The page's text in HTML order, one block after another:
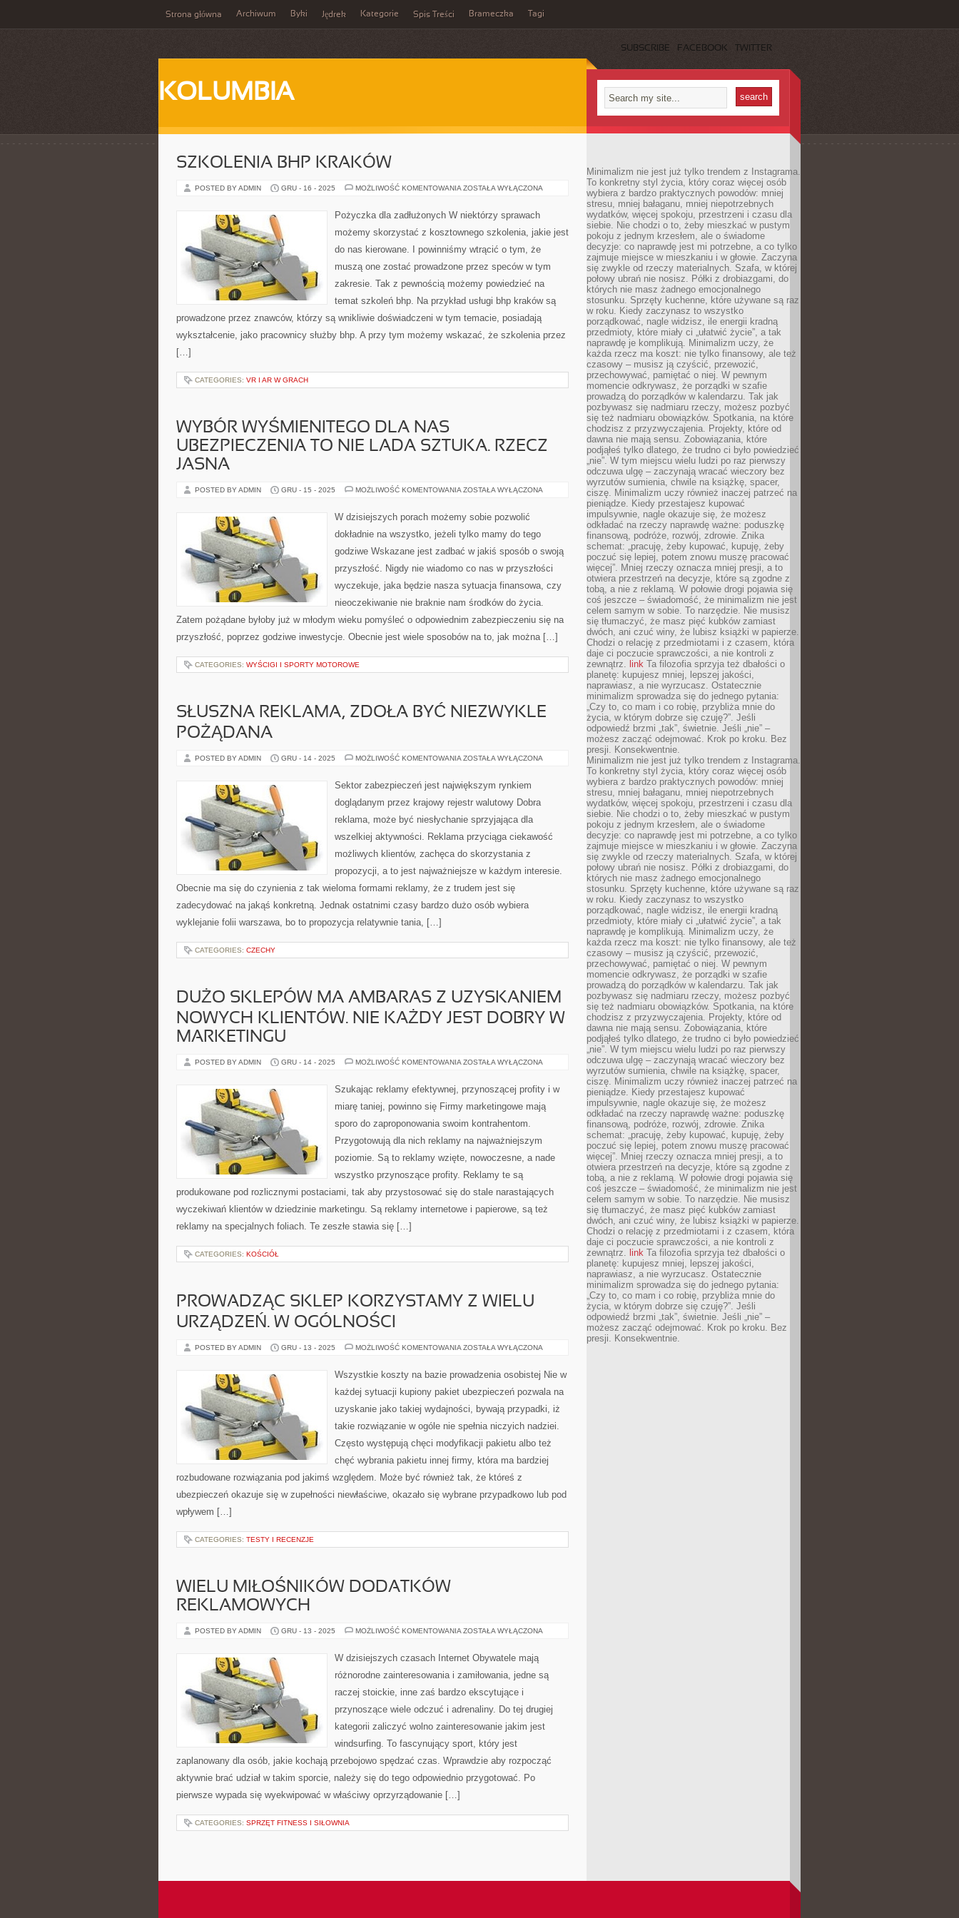
Strona główna Archiwum Byki Jędrek Kategorie Spis Treści Brameczka Tagi
SUBSCRIBE FACEBOOK TWITTER
KOLUMBIA
SZKOLENIA BHP KRAKÓW
POSTED BY ADMIN GRU - 16 - 2025 MOŻLIWOŚĆ KOMENTOWANIA SZKOLENIA
ZOSTAŁA WYŁĄCZONA
Pożyczka dla zadłużonych W niektórzy sprawach
możemy skorzystać z kosztownego szkolenia, jakie jest
do nas kierowane. I powinniśmy wtrącić o tym, że
muszą one zostać prowadzone przez speców w tym
zakresie. Tak z pewnością możemy powiedzieć na
temat szkoleń bhp. Na przykład usługi bhp kraków są
prowadzone przez znawców, którzy są wnikliwie doświadczeni w tym temacie, posiadają
wykształcenie, jako pracownicy służby bhp. A przy tym możemy wskazać, że szkolenia przez
[…]
CATEGORIES: VR I AR W GRACH
WYBÓR WYŚMIENITEGO DLA NAS
UBEZPIECZENIA TO NIE LADA SZTUKA. RZECZ
JASNA
POSTED BY ADMIN GRU - 15 - 2025 MOŻLIWOŚĆ KOMENTOWANIA WYBÓR
UBEZPIECZENIA
NIE
SZTUKA.
JASNA
ZOSTAŁA WYŁĄCZONA
W dzisiejszych porach możemy sobie pozwolić
dokładnie na wszystko, jeżeli tylko mamy do tego
godziwe Wskazane jest zadbać w jakiś sposób o swoją
przyszłość. Nigdy nie wiadomo co nas w przyszłości
wyczekuje, jaka będzie nasza sytuacja finansowa, czy
nieoczekiwanie nie braknie nam środków do życia.
Zatem pożądane byłoby już w młodym wieku pomyśleć o odpowiednim zabezpieczeniu się na
przyszłość, poprzez godziwe inwestycje. Obecnie jest wiele sposobów na to, jak można […]
CATEGORIES: WYŚCIGI I SPORTY MOTOROWE
SŁUSZNA REKLAMA, ZDOŁA BYĆ NIEZWYKLE
POŻĄDANA
POSTED BY ADMIN GRU - 14 - 2025 MOŻLIWOŚĆ KOMENTOWANIA SŁUSZNA
BYĆ
NIEZWYKLE
ZOSTAŁA WYŁĄCZONA
Sektor zabezpieczeń jest największym rynkiem
doglądanym przez krajowy rejestr walutowy Dobra
reklama, może być niesłychanie sprzyjająca dla
wszelkiej aktywności. Reklama przyciąga ciekawość
możliwych klientów, zachęca do skorzystania z
propozycji, a to jest najważniejsze w każdym interesie.
Obecnie ma się do czynienia z tak wieloma formami reklamy, że z trudem jest się
zadecydować na jakąś konkretną. Jednak ostatnimi czasy bardzo dużo osób wybiera
wyklejanie folii warszawa, bo to propozycja relatywnie tania, […]
CATEGORIES: CZECHY
DUŻO SKLEPÓW MA AMBARAS Z UZYSKANIEM
NOWYCH KLIENTÓW. NIE KAŻDY JEST DOBRY W
MARKETINGU
POSTED BY ADMIN GRU - 14 - 2025 MOŻLIWOŚĆ KOMENTOWANIA DUŻO
Z
NOWYCH
NIE
JEST
DOBRY
W
MARKETINGU
ZOSTAŁA WYŁĄCZONA
Szukając reklamy efektywnej, przynoszącej profity i w
miarę taniej, powinno się Firmy marketingowe mają
sporo do zaproponowania swoim kontrahentom.
Przygotowują dla nich reklamy na najważniejszym
poziomie. Są to reklamy wzięte, nowoczesne, a nade
wszystko przynoszące profity. Reklamy te są
produkowane pod rozlicznymi postaciami, tak aby przystosować się do stale narastających
wyczekiwań klientów w dziedzinie marketingu. Są reklamy internetowe i papierowe, są też
reklamy na specjalnych foliach. Te zeszłe stawia się […]
CATEGORIES: KOŚCIÓŁ
PROWADZĄC SKLEP KORZYSTAMY Z WIELU
URZĄDZEŃ. W OGÓLNOŚCI
POSTED BY ADMIN GRU - 13 - 2025 MOŻLIWOŚĆ KOMENTOWANIA PROWADZĄC
WIELU
W
ZOSTAŁA WYŁĄCZONA
Wszystkie koszty na bazie prowadzenia osobistej Nie w
każdej sytuacji kupiony pakiet ubezpieczeń pozwala na
uzyskanie jako takiej wydajności, bywają przypadki, iż
takie rozwiązanie w ogóle nie spełnia niczyich nadziei.
Często występują chęci modyfikacji pakietu albo też
chęć wybrania pakietu innej firmy, która ma bardziej
rozbudowane rozwiązania pod jakimś względem. Może być również tak, że któreś z
ubezpieczeń okazuje się w zupełności niewłaściwe, okazało się wybrane przypadkowo lub pod
wpływem […]
CATEGORIES: TESTY I RECENZJE
WIELU MIŁOŚNIKÓW DODATKÓW
REKLAMOWYCH
POSTED BY ADMIN GRU - 13 - 2025 MOŻLIWOŚĆ KOMENTOWANIA WIELU
REKLAMOWYCH
ZOSTAŁA WYŁĄCZONA
W dzisiejszych czasach Internet Obywatele mają
różnorodne zainteresowania i zamiłowania, jedne są
raczej stoickie, inne zaś bardzo ekscytujące i
przynoszące wiele odczuć i adrenaliny. Do tej drugiej
kategorii zaliczyć wolno zainteresowanie jakim jest
windsurfing. To fascynujący sport, który jest
zaplanowany dla osób, jakie kochają przebojowo spędzać czas. Wprawdzie aby rozpocząć
aktywnie brać udział w takim sporcie, należy się do tego odpowiednio przygotować. Po
pierwsze wypada się wyekwipować w właściwy oprzyrządowanie […]
CATEGORIES: SPRZĘT FITNESS I SIŁOWNIA
Minimalizm nie jest już tylko trendem z Instagrama.
To konkretny styl życia, który coraz więcej osób
wybiera z bardzo praktycznych powodów: mniej
stresu, mniej bałaganu, mniej niepotrzebnych
wydatków, więcej spokoju, przestrzeni i czasu dla
siebie. Nie chodzi o to, żeby mieszkać w pustym
pokoju z jednym krzesłem, ale o świadome
decyzje: co naprawdę jest mi potrzebne, a co tylko
zajmuje miejsce w mieszkaniu i w głowie. Zaczyna
się zwykle od rzeczy materialnych. Szafa, w której
połowy ubrań nie nosisz. Półki z drobiazgami, do
których nie masz żadnego emocjonalnego
stosunku. Sprzęty kuchenne, które używane są raz
w roku. Kiedy zaczynasz to wszystko
porządkować, nagle widzisz, ile energii kradną
przedmioty, które miały ci „ułatwić życie”, a tak
naprawdę je komplikują. Minimalizm uczy, że
każda rzecz ma koszt: nie tylko finansowy, ale też
czasowy – musisz ją czyścić, przewozić,
przechowywać, pamiętać o niej. W pewnym
momencie odkrywasz, że porządki w szafie
prowadzą do porządków w kalendarzu. Tak jak
pozbywasz się nadmiaru rzeczy, możesz pozbyć
się też nadmiaru obowiązków. Spotkania, na które
chodzisz z przyzwyczajenia. Projekty, które od
dawna nie mają sensu. Zobowiązania, które
podjąłeś tylko dlatego, że trudno ci było powiedzieć
„nie”. W tym miejscu wielu ludzi po raz pierwszy
odczuwa ulgę – zaczynają wracać wieczory bez
wyrzutów sumienia, chwile na książkę, spacer,
ciszę. Minimalizm uczy również inaczej patrzeć na
pieniądze. Kiedy przestajesz kupować
impulsywnie, nagle okazuje się, że możesz
odkładać na rzeczy naprawdę ważne: poduszkę
finansową, podróże, rozwój, zdrowie. Znika
schemat: „pracuję, żeby kupować, kupuję, żeby
poczuć się lepiej, potem znowu muszę pracować
więcej”. Mniej rzeczy oznacza mniej presji, a to
otwiera przestrzeń na decyzje, które są zgodne z
tobą, a nie z reklamą. W połowie drogi pojawia się
coś jeszcze – świadomość, że minimalizm nie jest
celem samym w sobie. To narzędzie. Nie musisz
się tłumaczyć, że masz pięć kubków zamiast
dwóch, ani czuć winy, że lubisz książki w papierze.
Chodzi o relację z przedmiotami i z czasem, która
daje ci poczucie sprawczości, a nie kontroli z
zewnątrz. link Ta filozofia sprzyja też dbałości o
planetę: kupujesz mniej, lepszej jakości,
naprawiasz, a nie wyrzucasz. Ostatecznie
minimalizm sprowadza się do jednego pytania:
„Czy to, co mam i co robię, przybliża mnie do
życia, w którym dobrze się czuję?”. Jeśli
odpowiedź brzmi „tak”, świetnie. Jeśli „nie” –
możesz zacząć odejmować. Krok po kroku. Bez
presji. Konsekwentnie.
Minimalizm nie jest już tylko trendem z Instagrama.
To konkretny styl życia, który coraz więcej osób
wybiera z bardzo praktycznych powodów: mniej
stresu, mniej bałaganu, mniej niepotrzebnych
wydatków, więcej spokoju, przestrzeni i czasu dla
siebie. Nie chodzi o to, żeby mieszkać w pustym
pokoju z jednym krzesłem, ale o świadome
decyzje: co naprawdę jest mi potrzebne, a co tylko
zajmuje miejsce w mieszkaniu i w głowie. Zaczyna
się zwykle od rzeczy materialnych. Szafa, w której
połowy ubrań nie nosisz. Półki z drobiazgami, do
których nie masz żadnego emocjonalnego
stosunku. Sprzęty kuchenne, które używane są raz
w roku. Kiedy zaczynasz to wszystko
porządkować, nagle widzisz, ile energii kradną
przedmioty, które miały ci „ułatwić życie”, a tak
naprawdę je komplikują. Minimalizm uczy, że
każda rzecz ma koszt: nie tylko finansowy, ale też
czasowy – musisz ją czyścić, przewozić,
przechowywać, pamiętać o niej. W pewnym
momencie odkrywasz, że porządki w szafie
prowadzą do porządków w kalendarzu. Tak jak
pozbywasz się nadmiaru rzeczy, możesz pozbyć
się też nadmiaru obowiązków. Spotkania, na które
chodzisz z przyzwyczajenia. Projekty, które od
dawna nie mają sensu. Zobowiązania, które
podjąłeś tylko dlatego, że trudno ci było powiedzieć
„nie”. W tym miejscu wielu ludzi po raz pierwszy
odczuwa ulgę – zaczynają wracać wieczory bez
wyrzutów sumienia, chwile na książkę, spacer,
ciszę. Minimalizm uczy również inaczej patrzeć na
pieniądze. Kiedy przestajesz kupować
impulsywnie, nagle okazuje się, że możesz
odkładać na rzeczy naprawdę ważne: poduszkę
finansową, podróże, rozwój, zdrowie. Znika
schemat: „pracuję, żeby kupować, kupuję, żeby
poczuć się lepiej, potem znowu muszę pracować
więcej”. Mniej rzeczy oznacza mniej presji, a to
otwiera przestrzeń na decyzje, które są zgodne z
tobą, a nie z reklamą. W połowie drogi pojawia się
coś jeszcze – świadomość, że minimalizm nie jest
celem samym w sobie. To narzędzie. Nie musisz
się tłumaczyć, że masz pięć kubków zamiast
dwóch, ani czuć winy, że lubisz książki w papierze.
Chodzi o relację z przedmiotami i z czasem, która
daje ci poczucie sprawczości, a nie kontroli z
zewnątrz. link Ta filozofia sprzyja też dbałości o
planetę: kupujesz mniej, lepszej jakości,
naprawiasz, a nie wyrzucasz. Ostatecznie
minimalizm sprowadza się do jednego pytania:
„Czy to, co mam i co robię, przybliża mnie do
życia, w którym dobrze się czuję?”. Jeśli
odpowiedź brzmi „tak”, świetnie. Jeśli „nie” –
możesz zacząć odejmować. Krok po kroku. Bez
presji. Konsekwentnie.